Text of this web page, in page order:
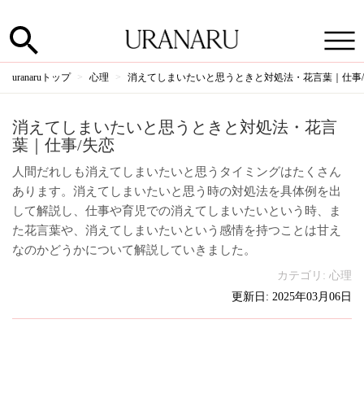
uranaruトップ 心理 消えてしまいたいと思うときと対処法・花言葉｜仕事
消えてしまいたいと思うときと対処法・花言
葉｜仕事/失恋
人間だれしも消えてしまいたいと思うタイミングはたくさん
あります。消えてしまいたいと思う時の対処法を具体例を出
して解説し、仕事や育児での消えてしまいたいという時、ま
た花言葉や、消えてしまいたいという感情を持つことは甘え
なのかどうかについて解説していきました。
カテゴリ: 心理
更新日: 2025年03月06日